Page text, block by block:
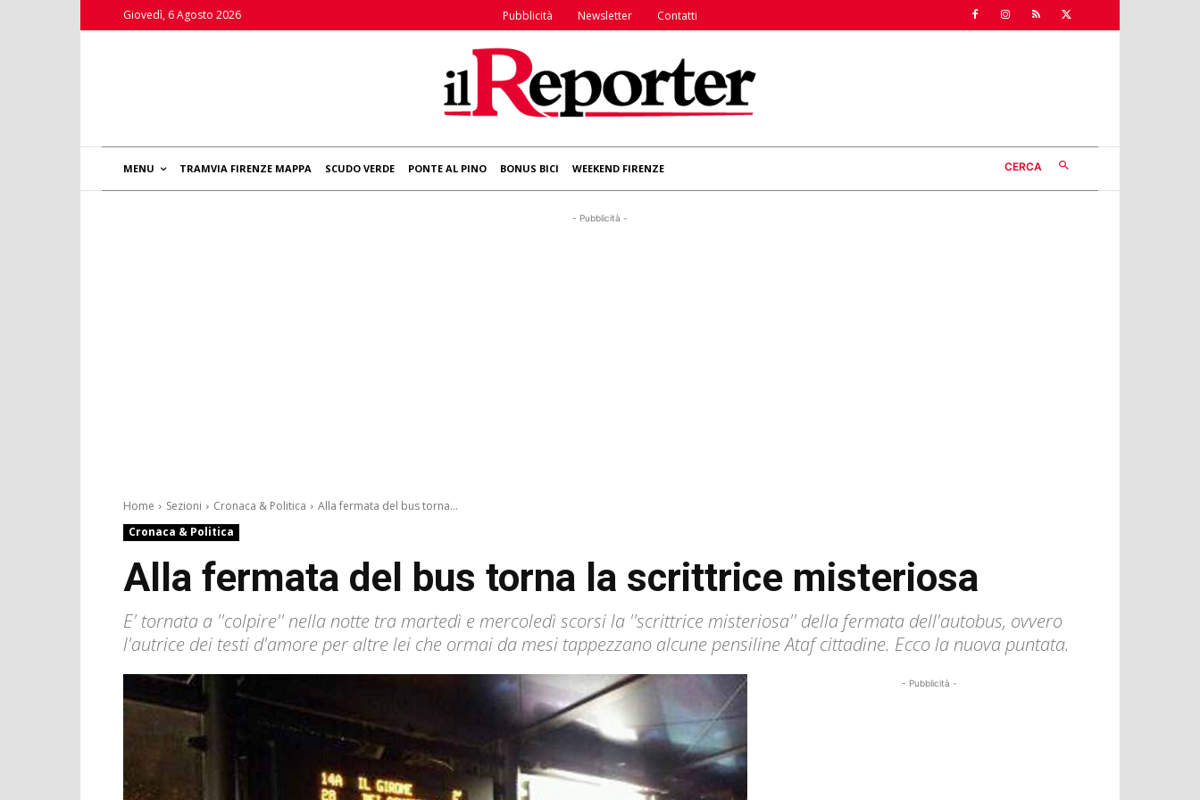
Giovedì, 6 Agosto 2026 Pubblicità Newsletter Contatti
MENU TRAMVIA FIRENZE MAPPA SCUDO VERDE PONTE AL PINO BONUS BICI WEEKEND FIRENZE CERCA
- Pubblicità -
Home Sezioni Cronaca & Politica
Alla fermata del bus torna...
Cronaca & Politica
Alla fermata del bus torna la scrittrice misteriosa
E' tornata a ''colpire'' nella notte tra martedì e mercoledì scorsi la ''scrittrice misteriosa'' della fermata dell'autobus, ovvero
l'autrice dei testi d'amore per altre lei che ormai da mesi tappezzano alcune pensiline Ataf cittadine. Ecco la nuova puntata.
- Pubblicità -